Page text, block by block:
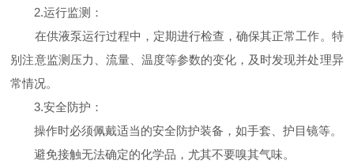
2.运行监测：
在供液泵运行过程中，定期进行检查，确保其正常工作。特
别注意监测压力、流量、温度等参数的变化，及时发现并处理异
常情况。
3.安全防护：
操作时必须佩戴适当的安全防护装备，如手套、护目镜等。
避免接触无法确定的化学品，尤其不要嗅其气味。